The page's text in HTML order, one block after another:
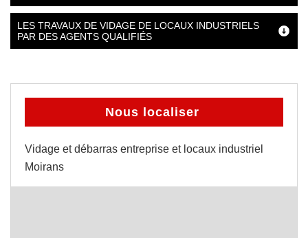
LES TRAVAUX DE VIDAGE DE LOCAUX INDUSTRIELS
PAR DES AGENTS QUALIFIÉS
Nous localiser
Vidage et débarras entreprise et locaux industriel
Moirans